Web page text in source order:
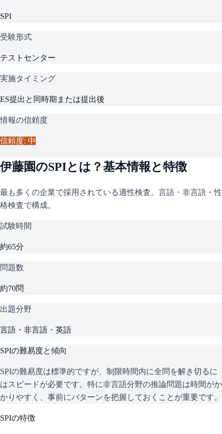
SPI
受験形式
テストセンター
実施タイミング
ES提出と同時期または提出後
情報の信頼度
信頼度: 中
伊藤園のSPIとは？基本情報と特徴
最も多くの企業で採用されている適性検査。言語・非言語・性
格検査で構成。
試験時間
約65分
問題数
約70問
出題分野
言語・非言語・英語
SPIの難易度と傾向
SPIの難易度は標準的ですが、制限時間内に全問を解き切るに
はスピードが必要です。特に非言語分野の推論問題は時間がか
かりやすく、事前にパターンを把握しておくことが重要です。
SPIの特徴